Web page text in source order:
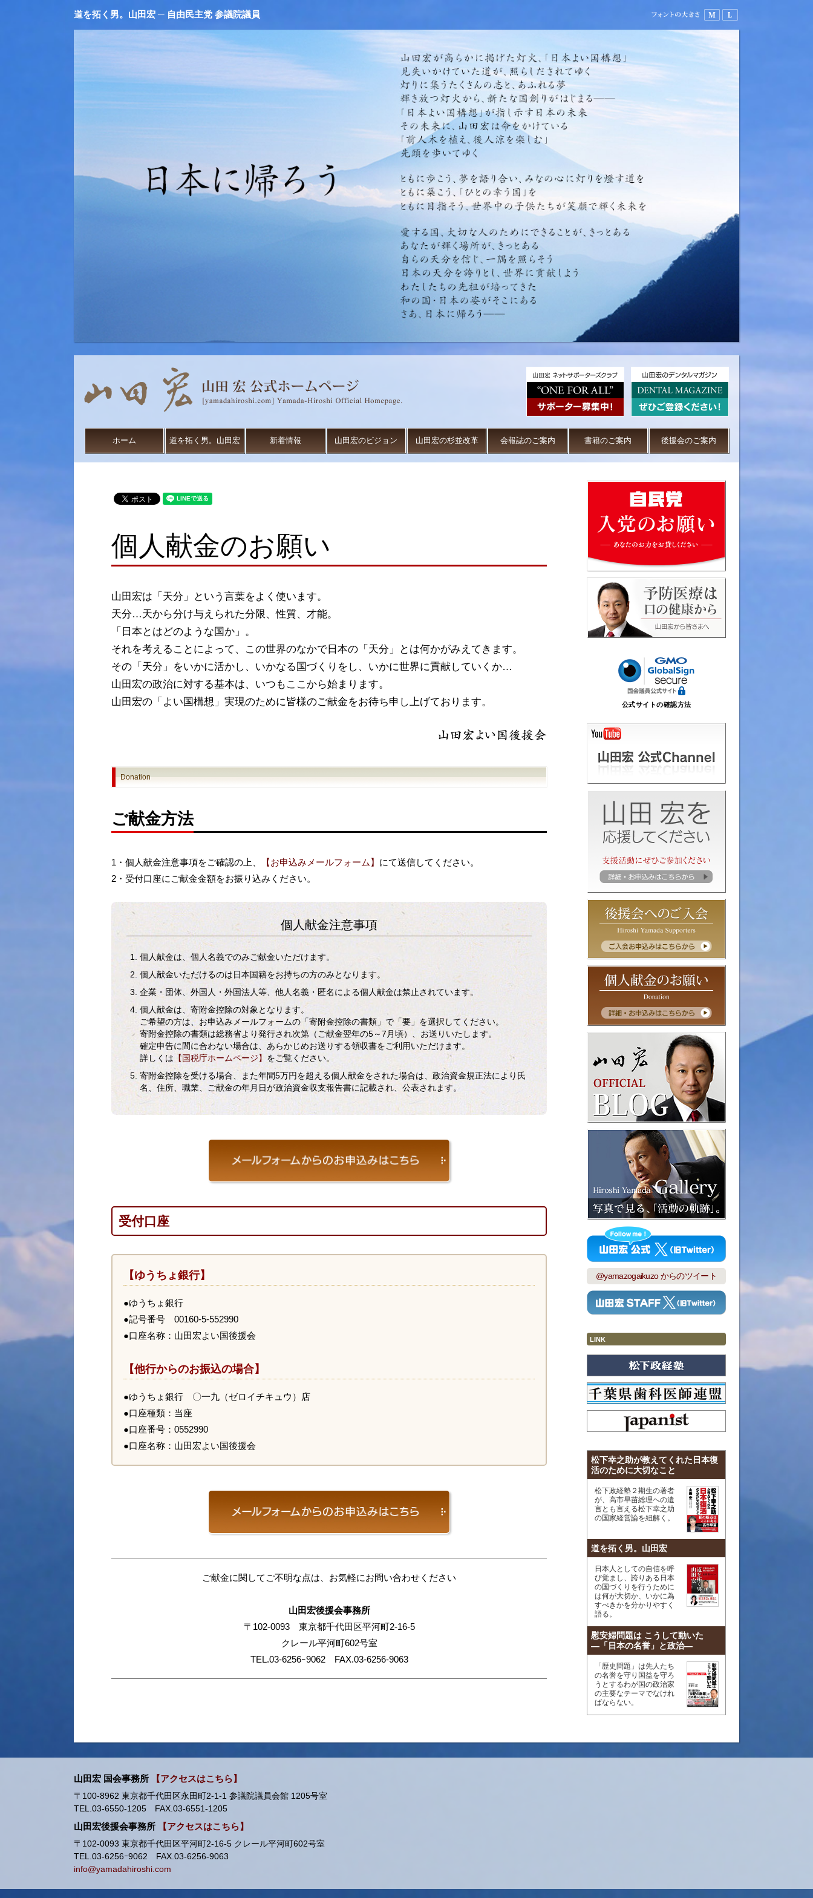
道を拓く男。山田宏 ─ 自由民主党 参議院議員
ホーム 道を拓く男。山田宏 新着情報 山田宏のビジョン 山田宏の杉並改革 会報誌のご案内 書籍のご案内 後援会のご案内
個人献金のお願い
山田宏は「天分」という言葉をよく使います。
天分…天から分け与えられた分限、性質、才能。
「日本とはどのような国か」。
それを考えることによって、この世界のなかで日本の「天分」とは何かがみえてきます。
その「天分」をいかに活かし、いかなる国づくりをし、いかに世界に貢献していくか…
山田宏の政治に対する基本は、いつもここから始まります。
山田宏の「よい国構想」実現のために皆様のご献金をお待ち申し上げております。
Donation
ご献金方法
1・個人献金注意事項をご確認の上、 【お申込みメールフォーム】 にて送信してください。
2・受付口座にご献金金額をお振り込みください。
個人献金注意事項
個人献金は、個人名義でのみご献金いただけます。
個人献金いただけるのは日本国籍をお持ちの方のみとなります。
企業・団体、外国人・外国法人等、他人名義・匿名による個人献金は禁止されています。
個人献金は、寄附金控除の対象となります。
ご希望の方は、お申込みメールフォームの「寄附金控除の書類」で「要」を選択してください。
寄附金控除の書類は総務省より発行され次第（ご献金翌年の5～7月頃）、お送りいたします。
確定申告に間に合わない場合は、あらかじめお送りする領収書をご利用いただけます。
詳しくは 【国税庁ホームページ】 をご覧ください。
寄附金控除を受ける場合、また年間5万円を超える個人献金をされた場合は、政治資金規正法により氏
名、住所、職業、ご献金の年月日が政治資金収支報告書に記載され、公表されます。
受付口座
【ゆうちょ銀行】
●ゆうちょ銀行
●記号番号 00160-5-552990
●口座名称：山田宏よい国後援会
【他行からのお振込の場合】
●ゆうちょ銀行 〇一九（ゼロイチキュウ）店
●口座種類：当座
●口座番号：0552990
●口座名称：山田宏よい国後援会
ご献金に関してご不明な点は、お気軽にお問い合わせください
山田宏後援会事務所
〒102-0093 東京都千代田区平河町2-16-5
クレール平河町602号室
TEL.03-6256ｰ9062 FAX.03-6256-9063
公式サイトの確認方法
@yamazogaikuzo からのツイート
LINK
松下幸之助が教えてくれた日本復
活のために大切なこと
松下政経塾２期生の著者
が、高市早苗総理への遺
言とも言える松下幸之助
の国家経営論を紐解く。
道を拓く男。山田宏
日本人としての自信を呼
び覚まし、誇りある日本
の国づくりを行うために
は何が大切か、いかに為
すべきかを分かりやすく
語る。
慰安婦問題は こうして動いた
―「日本の名誉」と政治―
「歴史問題」は先人たち
の名誉を守り国益を守ろ
うとするわが国の政治家
の主要なテーマでなけれ
ばならない。
山田宏 国会事務所 【アクセスはこちら】
〒100-8962 東京都千代田区永田町2-1-1 参議院議員会館 1205号室
TEL.03-6550-1205 FAX.03-6551-1205
山田宏後援会事務所 【アクセスはこちら】
〒102-0093 東京都千代田区平河町2-16-5 クレール平河町602号室
TEL.03-6256ｰ9062 FAX.03-6256-9063
info@yamadahiroshi.com